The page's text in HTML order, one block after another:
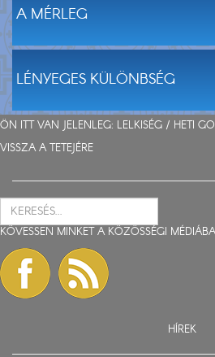
A MÉRLEG
LÉNYEGES KÜLÖNBSÉG
ÖN ITT VAN JELENLEG: LELKISÉG / HETI
VISSZA A TETEJÉRE
KÖVESSEN MINKET A KÖZÖSSÉGI
HÍREK